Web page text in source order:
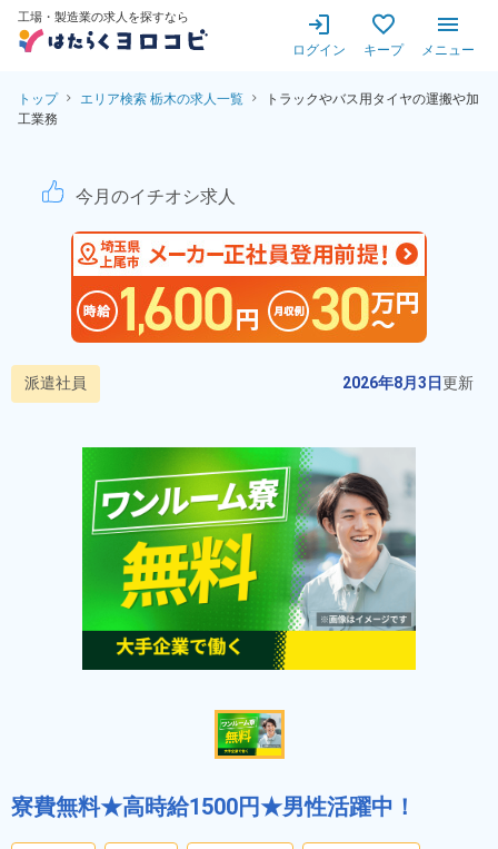
工場・製造業の求人を探すなら
ログイン キープ メニュー
トップ エリア検索 栃木の求人一覧
トラックやバス用タイヤの運搬や加
工業務
トラック・バス用タイヤの
今月のイチオシ求人
派遣社員 2026年8月3日更新
寮費無料★高時給1500円★男性活躍中！